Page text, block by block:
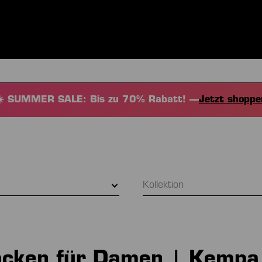
SUMMER SALE: Bis zu 70% Rabatt! —Jetzt
Kollektion